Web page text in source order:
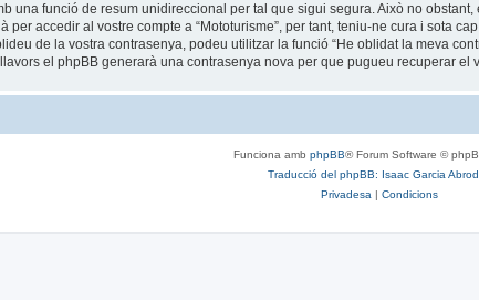
una funció de resum unidireccional per tal que sigui segura. Això no
per accedir al vostre compte a “Mototurisme”, per tant, teniu-ne cura i sota
de la vostra contrasenya, podeu utilitzar la funció “He oblidat la meva
el phpBB generarà una contrasenya nova per que pugueu recuperar el
Funciona amb phpBB® Forum Software ©
Traducció del phpBB: Isaac Garcia
Privadesa | Condicions